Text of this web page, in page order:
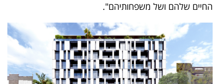
מייל
אדום
פרסמו
החיים שלהם ושל משפחותיהם".